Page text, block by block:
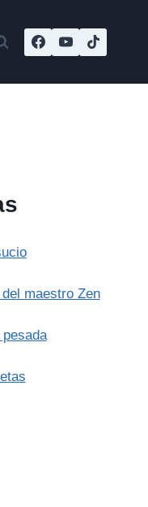
maestro Zen